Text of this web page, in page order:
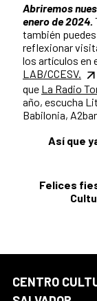
Abriremos
enero de 2024.
también
reflexionar
los artículos en
LAB/CCESV.
que La Radio
año, escucha
Babilonia,
Así que
Felices
CENTRO